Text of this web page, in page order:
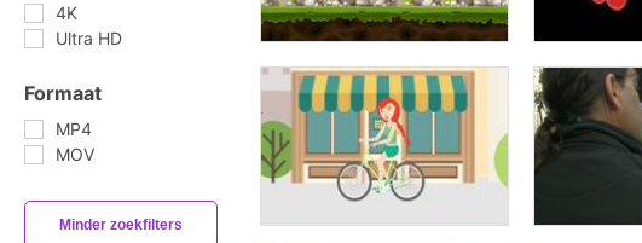
4K
Ultra HD
Formaat
MP4
MOV
Minder zoekfilters